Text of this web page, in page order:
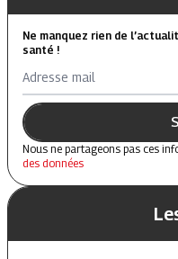
Ne manquez rien de
santé !
Adresse mail
Nous ne partageons pas ces
des données